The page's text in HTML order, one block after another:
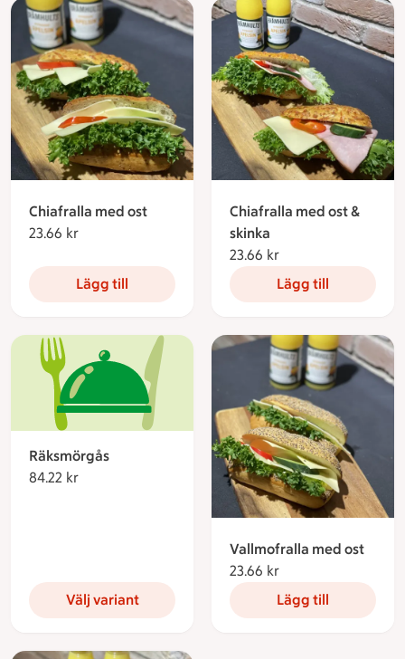
Chiafralla med ost
23.66 kr
Lägg till
Chiafralla med ost &
skinka
23.66 kr
Lägg till
Räksmörgås
84.22 kr
Välj variant
Vallmofralla med ost
23.66 kr
Lägg till